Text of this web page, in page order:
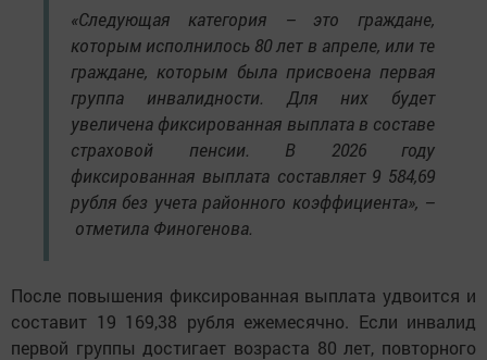
«Следующая категория – это граждане,
которым исполнилось 80 лет в апреле, или те
граждане, которым была присвоена первая
группа инвалидности. Для них будет
увеличена фиксированная выплата в составе
страховой пенсии. В 2026 году
фиксированная выплата составляет 9 584,69
рубля без учета районного коэффициента», –
отметила Финогенова.
После повышения фиксированная выплата удвоится и
составит 19 169,38 рубля ежемесячно. Если инвалид
первой группы достигает возраста 80 лет, повторного